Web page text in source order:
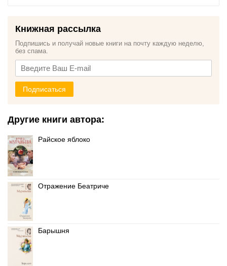
Книжная рассылка
Подпишись и получай новые книги на почту каждую неделю,
без спама.
Подписаться
Другие книги автора:
Райское яблоко
Отражение Беатриче
Барышня